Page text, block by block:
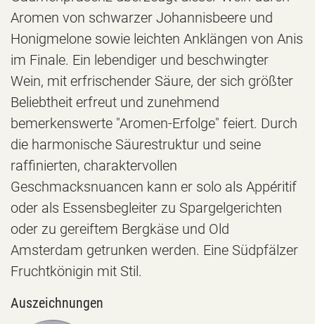
Aromen von schwarzer Johannisbeere und
Honigmelone sowie leichten Anklängen von Anis
im Finale. Ein lebendiger und beschwingter
Wein, mit erfrischender Säure, der sich größter
Beliebtheit erfreut und zunehmend
bemerkenswerte "Aromen-Erfolge" feiert. Durch
die harmonische Säurestruktur und seine
raffinierten, charaktervollen
Geschmacksnuancen kann er solo als Appéritif
oder als Essensbegleiter zu Spargelgerichten
oder zu gereiftem Bergkäse und Old
Amsterdam getrunken werden. Eine Südpfälzer
Fruchtkönigin mit Stil.
Auszeichnungen